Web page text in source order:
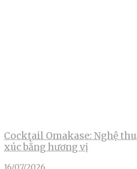
Cocktail Omakase: Nghệ
xúc bằng hương vị